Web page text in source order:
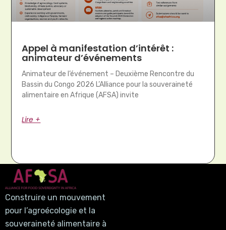
Appel à manifestation d’intérêt :
animateur d’événements
Animateur de l’événement – Deuxième Rencontre du
Bassin du Congo 2026 L’Alliance pour la souveraineté
alimentaire en Afrique (AFSA) invite
Lire +
Construire un mouvement
pour l’agroécologie et la
souveraineté alimentaire à